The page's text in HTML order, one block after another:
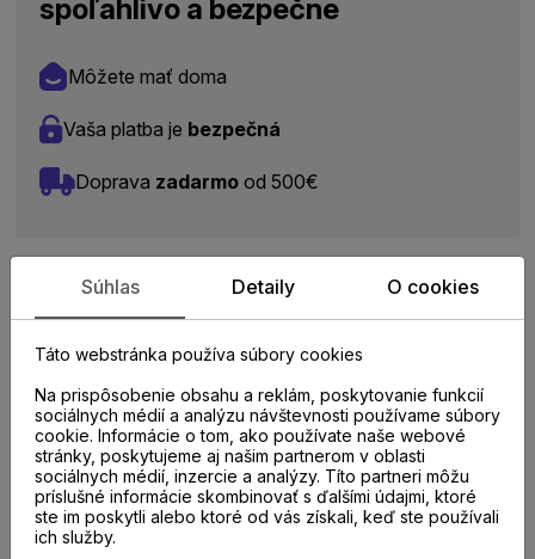
spoľahlivo a bezpečne
Môžete mať doma
Vaša platba je bezpečná
Doprava zadarmo od 500€
Zistite viac o vlastnostiach
produktu
Súhlas Detaily O cookies
Táto webstránka používa súbory cookies
Na prispôsobenie obsahu a reklám, poskytovanie funkcií
sociálnych médií a analýzu návštevnosti používame súbory
cookie. Informácie o tom, ako používate naše webové
stránky, poskytujeme aj našim partnerom v oblasti
sociálnych médií, inzercie a analýzy. Títo partneri môžu
príslušné informácie skombinovať s ďalšími údajmi, ktoré
ste im poskytli alebo ktoré od vás získali, keď ste používali
ich služby.